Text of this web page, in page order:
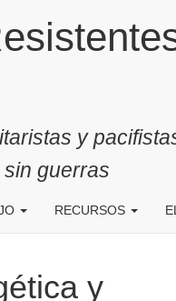
a la
y
guerras
RECURSOS
de